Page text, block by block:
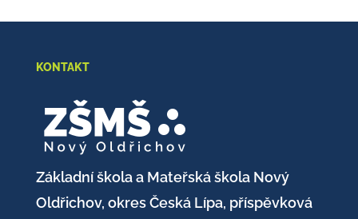
KONTAKT
Základní škola a Mateřská škola Nový
Oldřichov, okres Česká Lípa, příspěvková